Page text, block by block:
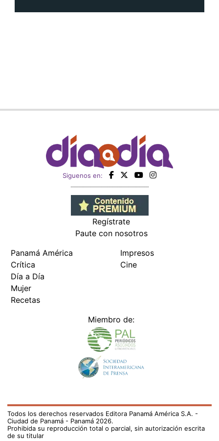
Siguenos en:
Regístrate
Paute con nosotros
Panamá América
Crítica
Día a Día
Mujer
Recetas
Impresos
Cine
Miembro de:
Todos los derechos reservados Editora Panamá América S.A. -
Ciudad de Panamá - Panamá 2026.
Prohibida su reproducción total o parcial, sin autorización escrita
de su titular